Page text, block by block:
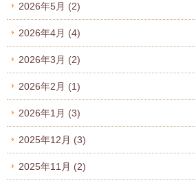
2026年5月 (2)
2026年4月 (4)
2026年3月 (2)
2026年2月 (1)
2026年1月 (3)
2025年12月 (3)
2025年11月 (2)